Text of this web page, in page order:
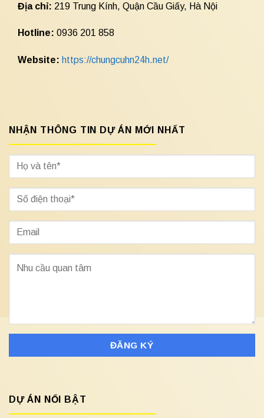
Địa chỉ: 219 Trung Kính, Quận Cầu Giấy, Hà Nội
Hotline: 0936 201 858
Website: https://chungcuhn24h.net/
NHẬN THÔNG TIN DỰ ÁN MỚI NHẤT
DỰ ÁN NỔI BẬT